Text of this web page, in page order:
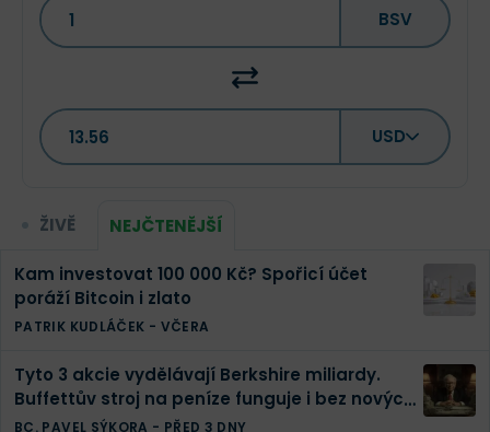
BSV
USD
ŽIVĚ NEJČTENĚJŠÍ
Kam investovat 100 000 Kč? Spořicí účet
poráží Bitcoin i zlato
PATRIK KUDLÁČEK - VČERA
Tyto 3 akcie vydělávají Berkshire miliardy.
Buffettův stroj na peníze funguje i bez nových
investic
BC. PAVEL SÝKORA - PŘED 3 DNY